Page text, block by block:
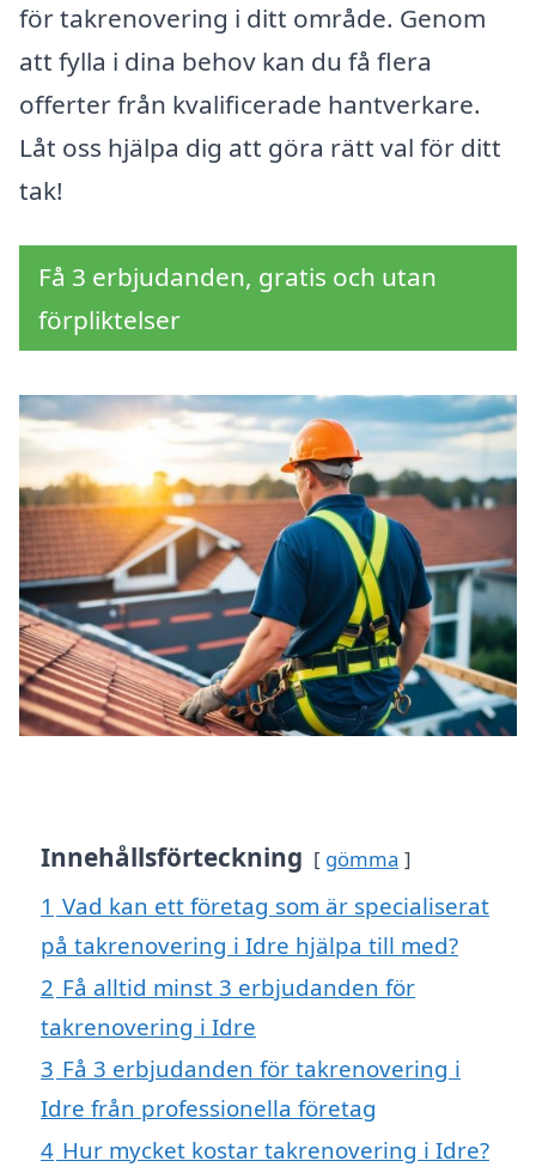
för takrenovering i ditt område. Genom
att fylla i dina behov kan du få flera
offerter från kvalificerade hantverkare.
Låt oss hjälpa dig att göra rätt val för ditt
tak!
Få 3 erbjudanden, gratis och utan
förpliktelser
Innehållsförteckning gömma
1 Vad kan ett företag som är specialiserat
på takrenovering i Idre hjälpa till med?
2 Få alltid minst 3 erbjudanden för
takrenovering i Idre
3 Få 3 erbjudanden för takrenovering i
Idre från professionella företag
4 Hur mycket kostar takrenovering i Idre?